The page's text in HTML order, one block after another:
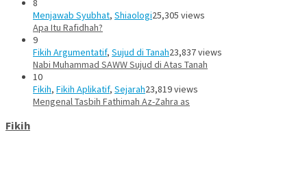
8
Menjawab Syubhat, Shiaologi25,305 views
Apa Itu Rafidhah?
9
Fikih Argumentatif, Sujud di Tanah23,837 views
Nabi Muhammad SAWW Sujud di Atas Tanah
10
Fikih, Fikih Aplikatif, Sejarah23,819 views
Mengenal Tasbih Fathimah Az-Zahra as
Fikih